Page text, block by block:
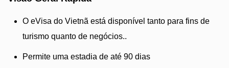
O eVisa do Vietnã está disponível tanto para fins de
turismo quanto de negócios..
Permite uma estadia de até 90 dias